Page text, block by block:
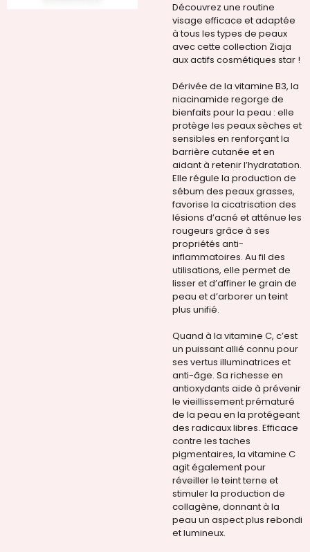
Découvrez une routine
visage efficace et adaptée
à tous les types de peaux
avec cette collection Ziaja
aux actifs cosmétiques star !
Dérivée de la vitamine B3, la
niacinamide regorge de
bienfaits pour la peau : elle
protège les peaux sèches et
sensibles en renforçant la
barrière cutanée et en
aidant à retenir l’hydratation.
Elle régule la production de
sébum des peaux grasses,
favorise la cicatrisation des
lésions d’acné et atténue les
rougeurs grâce à ses
propriétés anti-
inflammatoires. Au fil des
utilisations, elle permet de
lisser et d’affiner le grain de
peau et d’arborer un teint
plus unifié.
Quand à la vitamine C, c’est
un puissant allié connu pour
ses vertus illuminatrices et
anti-âge. Sa richesse en
antioxydants aide à prévenir
le vieillissement prématuré
de la peau en la protégeant
des radicaux libres. Efficace
contre les taches
pigmentaires, la vitamine C
agit également pour
réveiller le teint terne et
stimuler la production de
collagène, donnant à la
peau un aspect plus rebondi
et lumineux.